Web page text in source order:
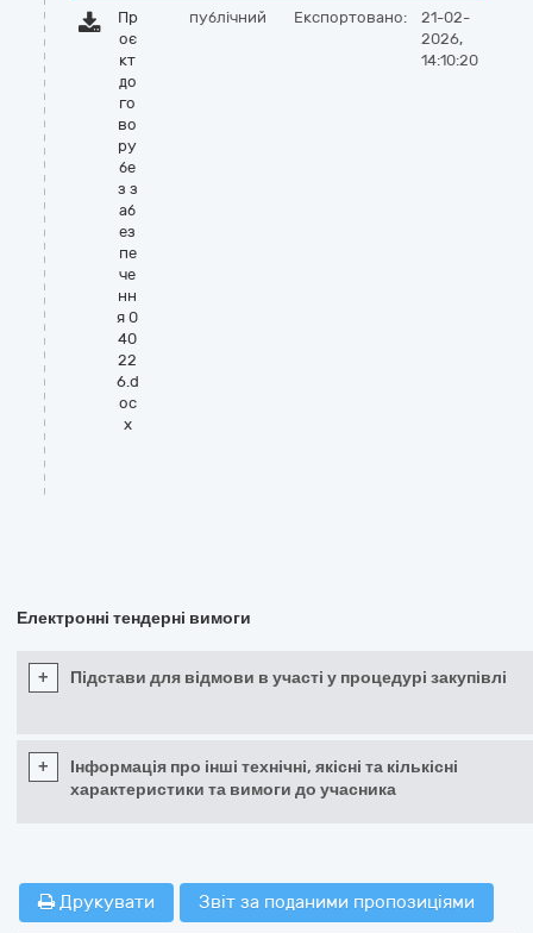
Пр
оє
кт
до
го
во
ру
бе
з з
аб
ез
пе
че
нн
я 0
40
22
6.d
oc
x
публічний Експортовано:
21-02-
2026,
14:10:20
Електронні тендерні вимоги
+ Підстави для відмови в участі у процедурі закупівлі
+
Інформація про інші технічні, якісні та кількісні
характеристики та вимоги до учасника
Друкувати Звіт за поданими пропозиціями